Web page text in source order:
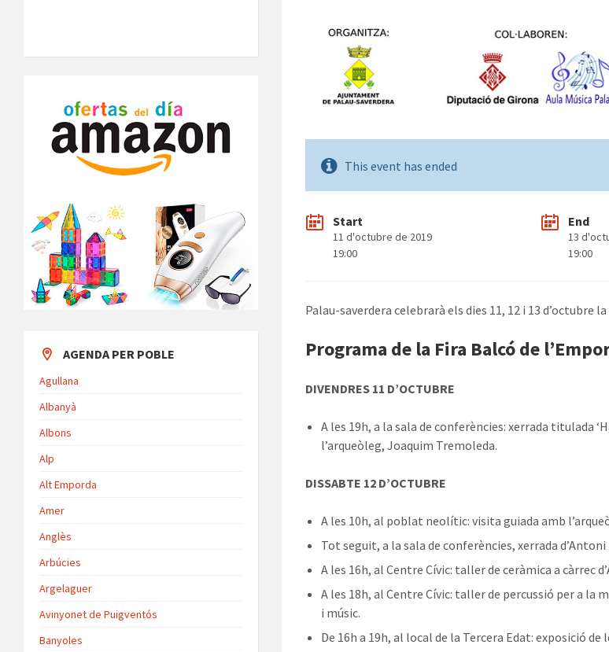
This event has ended
Start
11 d'octubre de 2019
19:00
End
13
19:00
Palau-saverdera celebrarà els dies 11, 12 i 13 d’octubre
Programa de la Fira Balcó de
DIVENDRES 11 D’OCTUBRE
A les 19h, a la sala de conferències: xerrada titulada
l’arqueòleg, Joaquim Tremoleda.
DISSABTE 12 D’OCTUBRE
A les 10h, al poblat neolític: visita guiada amb
Tot seguit, a la sala de conferències, xerrada
A les 16h, al Centre Cívic: taller de ceràmica a càrrec
A les 18h, al Centre Cívic: taller de percussió per a la
i músic.
De 16h a 19h, al local de la Tercera Edat: exposició
AGENDA PER POBLE
Agullana
Albanyà
Albons
Alp
Alt Emporda
Amer
Anglès
Arbúcies
Argelaguer
Avinyonet de Puigventós
Banyoles